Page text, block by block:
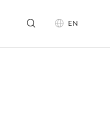
EN